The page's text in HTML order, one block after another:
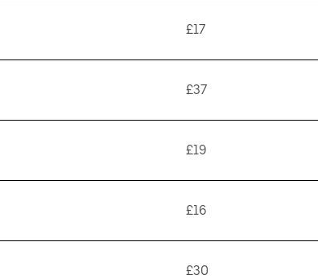
£17
£37
£19
£16
£30